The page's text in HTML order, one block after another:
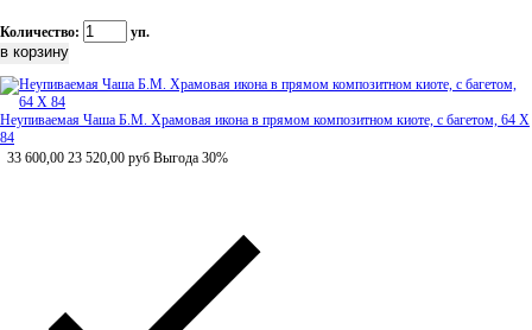
Количество: уп.
Неупиваемая Чаша Б.М. Храмовая икона в прямом композитном киоте, с багетом, 64 Х
84
33 600,00 23 520,00 руб Выгода 30%